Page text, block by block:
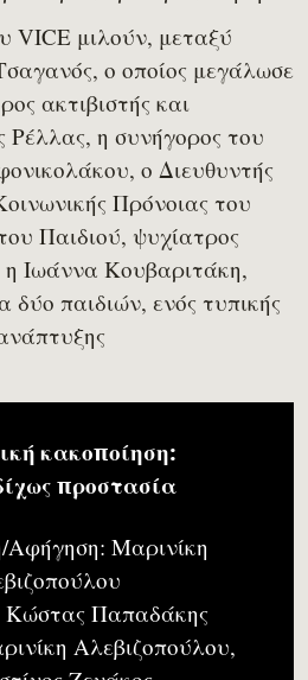
VICE μιλούν, μεταξύ
ο οποίος μεγάλωσε
ακτιβιστής και
Ρέλλας, η συνήγορος του
ο Διευθυντής
Πρόνοιας του
Παιδιού, ψυχίατρος
η Ιωάννα Κουβαριτάκη,
δύο παιδιών, ενός τυπικής
κακοποίηση:
προστασία
Μαρινίκη
Κώστας Παπαδάκης
Αλεβιζοπούλου,